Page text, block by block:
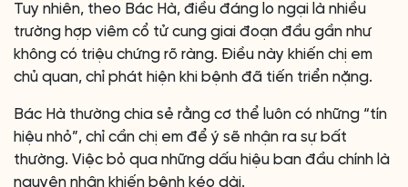
Tuy nhiên, theo Bác Hà, điều đáng lo ngại là nhiều
trường hợp viêm cổ tử cung giai đoạn đầu gần như
không có triệu chứng rõ ràng. Điều này khiến chị em
chủ quan, chỉ phát hiện khi bệnh đã tiến triển nặng.
Bác Hà thường chia sẻ rằng cơ thể luôn có những “tín
hiệu nhỏ”, chỉ cần chị em để ý sẽ nhận ra sự bất
thường. Việc bỏ qua những dấu hiệu ban đầu chính là
nguyên nhân khiến bệnh kéo dài.